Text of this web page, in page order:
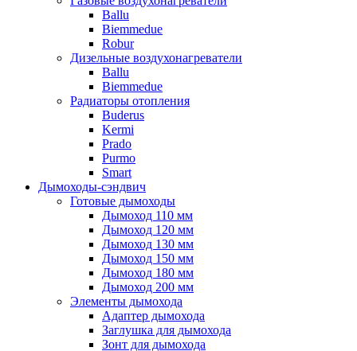
Ballu
Biemmedue
Robur
Дизельные воздухонагреватели
Ballu
Biemmedue
Радиаторы отопления
Buderus
Kermi
Prado
Purmo
Smart
Дымоходы-сэндвич
Готовые дымоходы
Дымоход 110 мм
Дымоход 120 мм
Дымоход 130 мм
Дымоход 150 мм
Дымоход 180 мм
Дымоход 200 мм
Элементы дымохода
Адаптер дымохода
Заглушка для дымохода
Зонт для дымохода